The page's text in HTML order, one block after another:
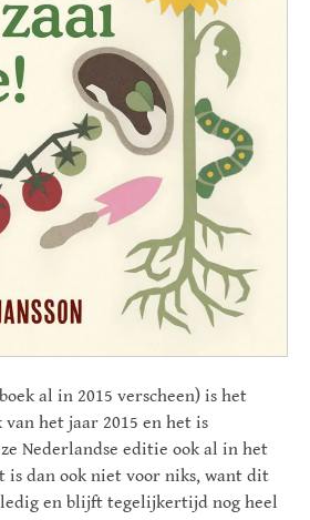
al in 2015 verscheen) is het
het jaar 2015 en het is
Nederlandse editie ook al in het
is dan ook niet voor niks, want dit
en blijft tegelijkertijd nog heel